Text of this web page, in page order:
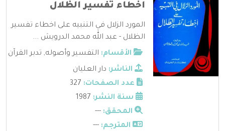
اخطاء تفسير الظلال
المورد الزلال في التنبيه على اخطاء تفسير
الظلال - عبد الله محمد الدرويش ...
الأقسام: التفسير وأصوله, تدبر القرآن
الناشر: دار العليان
عدد الصفحات:
سنة النشر:
المحقق: ---
المترجم: ---